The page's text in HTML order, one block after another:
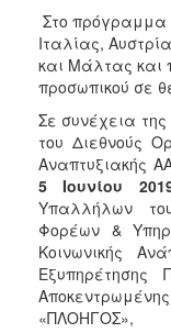
&
Έλεγχος
Σταθμών
Δημοτικό
Ιατρείο
Ξενώνας
Φιλοξενίας
Γυναικών
Κέντρο
Κοινότητας
Κοινωνικό
Στο πρόγραμμα
Ιταλίας,
και Μάλτας και
προσωπικού σε
Σε συνέχεια
του Διεθνούς
Αναπτυξιακής
5 Ιουνίου
Υπαλλήλων
Φορέων &
Κοινωνικής
Εξυπηρέτησης